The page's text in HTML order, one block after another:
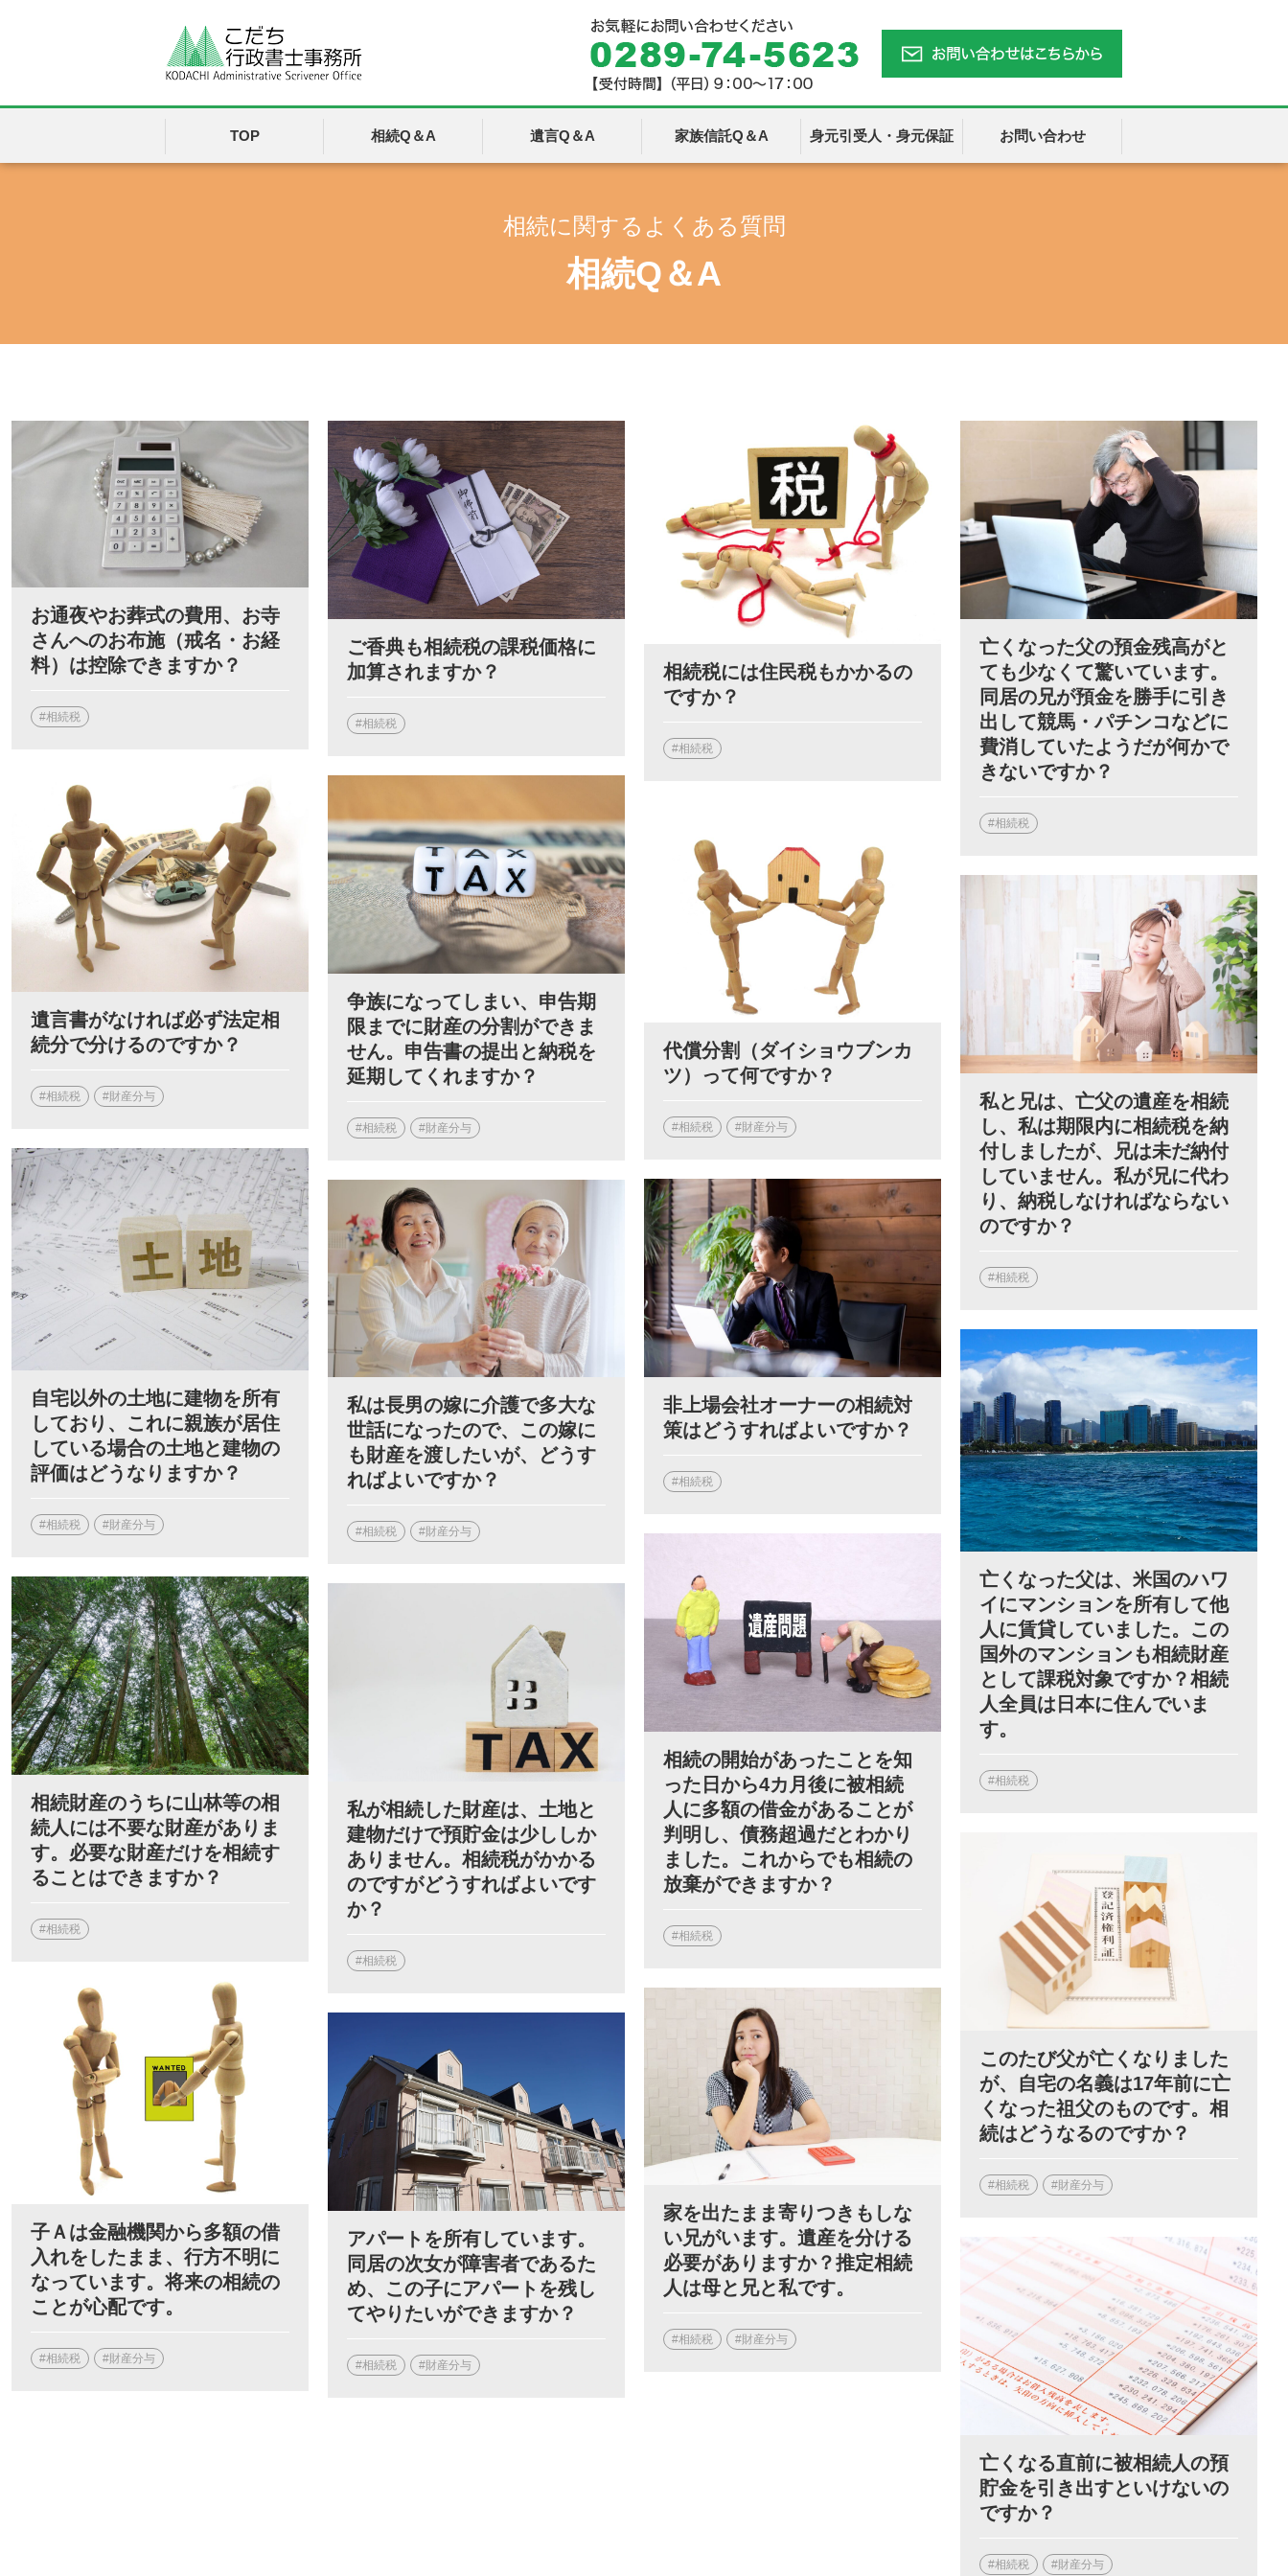
TOP 相続Q＆A 遺言Q＆A 家族信託Q＆A 身元引受人・身元保証 お問い合わせ
相続に関するよくある質問
相続Q＆A
お通夜やお葬式の費用、お寺
さんへのお布施（戒名・お経
料）は控除できますか？
#相続税
ご香典も相続税の課税価格に
加算されますか？
#相続税
相続税には住民税もかかるの
ですか？
#相続税
亡くなった父の預金残高がと
ても少なくて驚いています。
同居の兄が預金を勝手に引き
出して競馬・パチンコなどに
費消していたようだが何かで
きないですか？
#相続税
遺言書がなければ必ず法定相
続分で分けるのですか？
#相続税 #財産分与
争族になってしまい、申告期
限までに財産の分割ができま
せん。申告書の提出と納税を
延期してくれますか？
#相続税 #財産分与
代償分割（ダイショウブンカ
ツ）って何ですか？
#相続税 #財産分与
私と兄は、亡父の遺産を相続
し、私は期限内に相続税を納
付しましたが、兄は未だ納付
していません。私が兄に代わ
り、納税しなければならない
のですか？
#相続税
自宅以外の土地に建物を所有
しており、これに親族が居住
している場合の土地と建物の
評価はどうなりますか？
#相続税 #財産分与
非上場会社オーナーの相続対
策はどうすればよいですか？
#相続税
私は長男の嫁に介護で多大な
世話になったので、この嫁に
も財産を渡したいが、どうす
ればよいですか？
#相続税 #財産分与
亡くなった父は、米国のハワ
イにマンションを所有して他
人に賃貸していました。この
国外のマンションも相続財産
として課税対象ですか？相続
人全員は日本に住んでいま
す。
#相続税
相続の開始があったことを知
った日から4カ月後に被相続
人に多額の借金があることが
判明し、債務超過だとわかり
ました。これからでも相続の
放棄ができますか？
#相続税
相続財産のうちに山林等の相
続人には不要な財産がありま
す。必要な財産だけを相続す
ることはできますか？
#相続税
私が相続した財産は、土地と
建物だけで預貯金は少ししか
ありません。相続税がかかる
のですがどうすればよいです
か？
#相続税
このたび父が亡くなりました
が、自宅の名義は17年前に亡
くなった祖父のものです。相
続はどうなるのですか？
#相続税 #財産分与
子Ａは金融機関から多額の借
入れをしたまま、行方不明に
なっています。将来の相続の
ことが心配です。
#相続税 #財産分与
家を出たまま寄りつきもしな
い兄がいます。遺産を分ける
必要がありますか？推定相続
人は母と兄と私です。
#相続税 #財産分与
アパートを所有しています。
同居の次女が障害者であるた
め、この子にアパートを残し
てやりたいができますか？
#相続税 #財産分与
亡くなる直前に被相続人の預
貯金を引き出すといけないの
ですか？
#相続税 #財産分与